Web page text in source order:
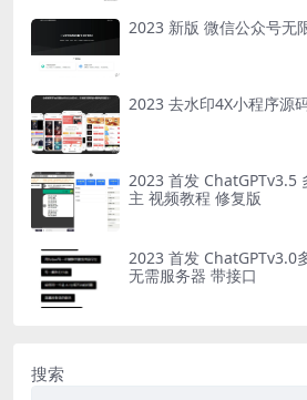
2023 新版 微信公众号无
2023 去水印4X小程序源
2023 首发 ChatGPTv3.5
主 视频教程 修复版
2023 首发 ChatGPTv3.0
无需服务器 带接口
搜索